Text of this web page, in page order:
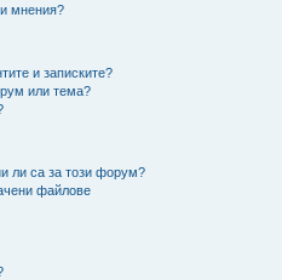
мнения?
и записките?
или тема?
ли са за този форум?
файлове